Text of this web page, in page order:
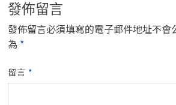
發佈留言
發佈留言必須填寫的電子郵件地址不會
為 *
留言 *